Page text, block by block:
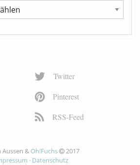
Twitter
Pinterest
RSS-Feed
Aussen & Oh!Fuchs
2017
· Datenschutz